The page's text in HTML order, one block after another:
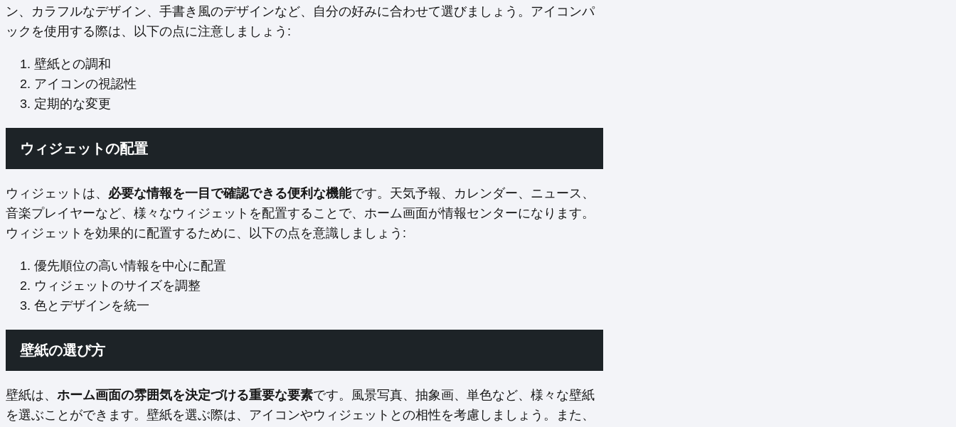
ン、カラフルなデザイン、手書き風のデザインなど、自分の好みに合わせて選びましょう。アイコンパ
ックを使用する際は、以下の点に注意しましょう:
壁紙との調和
アイコンの視認性
定期的な変更
ウィジェットの配置
ウィジェットは、 必要な情報を一目で確認できる便利な機能です。天気予報、カレンダー、ニュース、
音楽プレイヤーなど、様々なウィジェットを配置することで、ホーム画面が情報センターになります。
ウィジェットを効果的に配置するために、以下の点を意識しましょう:
優先順位の高い情報を中心に配置
ウィジェットのサイズを調整
色とデザインを統一
壁紙の選び方
壁紙は、 ホーム画面の雰囲気を決定づける重要な要素です。風景写真、抽象画、単色など、様々な壁紙
を選ぶことができます。壁紙を選ぶ際は、アイコンやウィジェットとの相性を考慮しましょう。また、